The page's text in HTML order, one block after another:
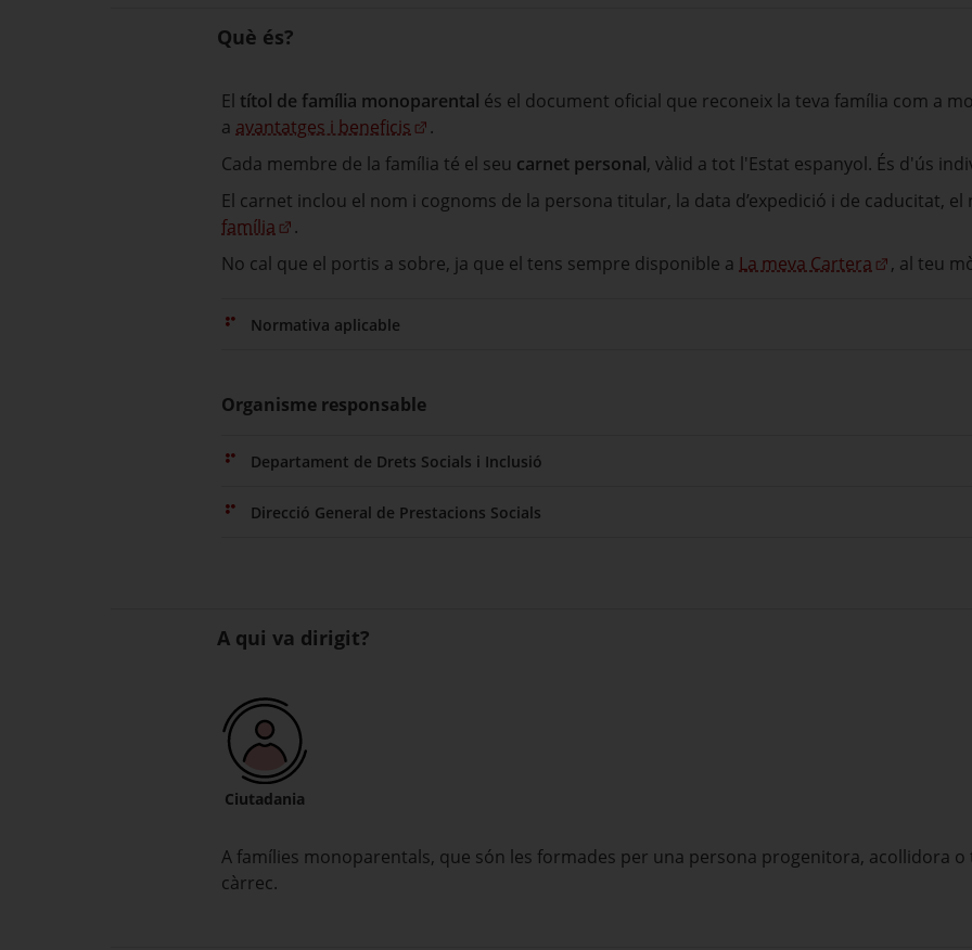
Què és?
El títol de família monoparental és el document oficial que reconeix la teva família com a
a avantatges i beneficis
.
Cada membre de la família té el seu carnet personal, vàlid a tot l'Estat espanyol. És d'ús
El carnet inclou el nom i cognoms de la persona titular, la data d’expedició i de caducitat,
família
.
No cal que el portis a sobre, ja que el tens sempre disponible a La meva Cartera , al teu
Normativa aplicable
Organisme responsable
Departament de Drets Socials i Inclusió
Direcció General de Prestacions Socials
A qui va dirigit?
Ciutadania
A famílies monoparentals, que són les formades per una persona progenitora, acollidora
càrrec.